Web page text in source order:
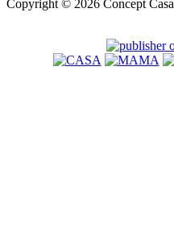
Copyright © 2026 Concept Casa